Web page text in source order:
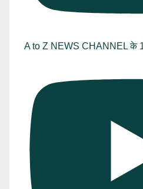
A to Z NEWS CHANNEL के 15